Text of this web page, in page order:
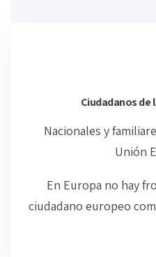
Ciudadanosde
Nacionales y
Unión
En Europa no hay
ciudadano europeo